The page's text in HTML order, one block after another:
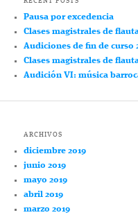
Pausa por excedencia
Clases magistrales de
Audiciones de fin de curso
Clases magistrales de
Audición VI: música
ARCHIVOS
diciembre 2019
junio 2019
mayo 2019
abril 2019
marzo 2019